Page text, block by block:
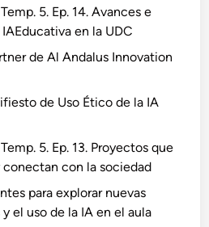
5. Ep. 14. Avances e
en la UDC
de Al Andalus Innovation
de Uso Ético de la IA
5. Ep. 13. Proyectos que
con la sociedad
para explorar nuevas
el uso de la IA en el aula